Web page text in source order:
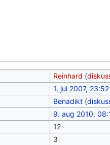
Reinhard (
1. jul 2007, 23:52
Benadikt (
9. aug 2010,
12
3